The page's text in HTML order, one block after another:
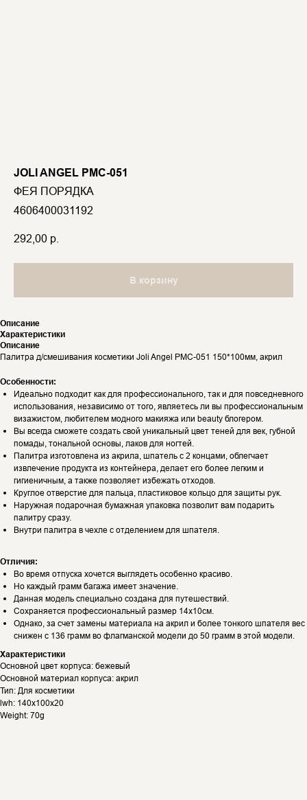
JOLI ANGEL PMC-051
ФЕЯ ПОРЯДКА
4606400031192
292,00 р.
В корзину
Описание
Характеристики
Описание
Палитра д/смешивания косметики Joli Angel PMC-051 150*100мм, акрил
Особенности:
Идеально подходит как для профессионального, так и для повседневного
использования, независимо от того, являетесь ли вы профессиональным
визажистом, любителем модного макияжа или beauty блогером.
Вы всегда сможете создать свой уникальный цвет теней для век, губной
помады, тональной основы, лаков для ногтей.
Палитра изготовлена из акрила, шпатель с 2 концами, облегчает
извлечение продукта из контейнера, делает его более легким и
гигиеничным, а также позволяет избежать отходов.
Круглое отверстие для пальца, пластиковое кольцо для защиты рук.
Наружная подарочная бумажная упаковка позволит вам подарить
палитру сразу.
Внутри палитра в чехле с отделением для шпателя.
Отличия:
Во время отпуска хочется выглядеть особенно красиво.
Но каждый грамм багажа имеет значение.
Данная модель специально создана для путешествий.
Сохраняется профессиональный размер 14х10см.
Однако, за счет замены материала на акрил и более тонкого шпателя вес
снижен с 136 грамм во флагманской модели до 50 грамм в этой модели.
Характеристики
Основной цвет корпуса: бежевый
Основной материал корпуса: акрил
Тип: Для косметики
lwh: 140x100x20
Weight: 70g